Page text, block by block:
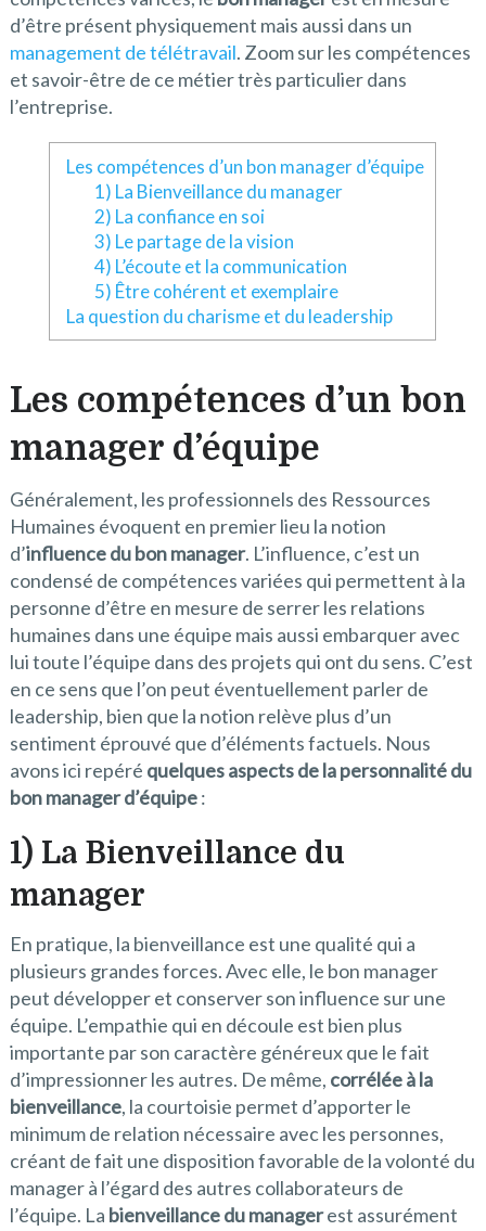
d’être présent physiquement mais aussi dans un
management de télétravail. Zoom sur les compétences
et savoir-être de ce métier très particulier dans
l’entreprise.
Les compétences d’un bon manager d’équipe
1) La Bienveillance du manager
2) La confiance en soi
3) Le partage de la vision
4) L’écoute et la communication
5) Être cohérent et exemplaire
La question du charisme et du leadership
Les compétences d’un bon
manager d’équipe
Généralement, les professionnels des Ressources
Humaines évoquent en premier lieu la notion
d’influence du bon manager. L’influence, c’est un
condensé de compétences variées qui permettent à la
personne d’être en mesure de serrer les relations
humaines dans une équipe mais aussi embarquer avec
lui toute l’équipe dans des projets qui ont du sens. C’est
en ce sens que l’on peut éventuellement parler de
leadership, bien que la notion relève plus d’un
sentiment éprouvé que d’éléments factuels. Nous
avons ici repéré quelques aspects de la personnalité du
bon manager d’équipe:
1) La Bienveillance du
manager
En pratique, la bienveillance est une qualité qui a
plusieurs grandes forces. Avec elle, le bon manager
peut développer et conserver son influence sur une
équipe. L’empathie qui en découle est bien plus
importante par son caractère généreux que le fait
d’impressionner les autres. De même, corrélée à la
bienveillance, la courtoisie permet d’apporter le
minimum de relation nécessaire avec les personnes,
créant de fait une disposition favorable de la volonté du
manager à l’égard des autres collaborateurs de
l’équipe. La bienveillance du managerest assurément